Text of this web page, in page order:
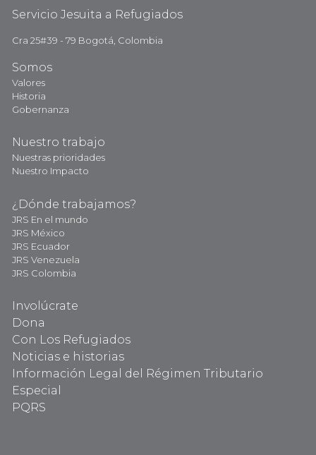
Servicio Jesuita a Refugiados
Cra 25#39 - 79 Bogotá, Colombia
Somos
Valores
Historia
Gobernanza
Nuestro trabajo
Nuestras prioridades
Nuestro Impacto
¿Dónde trabajamos?
JRS En el mundo
JRS México
JRS Ecuador
JRS Venezuela
JRS Colombia
Involúcrate
Dona
Con Los Refugiados
Noticias e historias
Información Legal del Régimen Tributario
Especial
PQRS